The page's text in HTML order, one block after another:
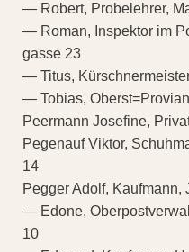
— Robert, Probelehrer,
— Roman, Inspektor im
gasse 23
— Titus,
— Tobias,
Peermann Josefine,
Pegenauf Viktor,
14
Pegger Adolf, Kaufmann,
— Edone,
10